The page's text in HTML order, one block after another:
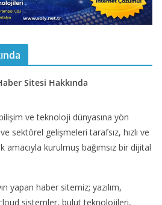
Sitesi Hakkında
ve teknoloji dünyasına yön
sektörel gelişmeleri tarafsız, hızlı ve
kurulmuş bağımsız bir dijital
yapan haber sitemiz; yazılım,
sistemler, bulut teknolojileri,